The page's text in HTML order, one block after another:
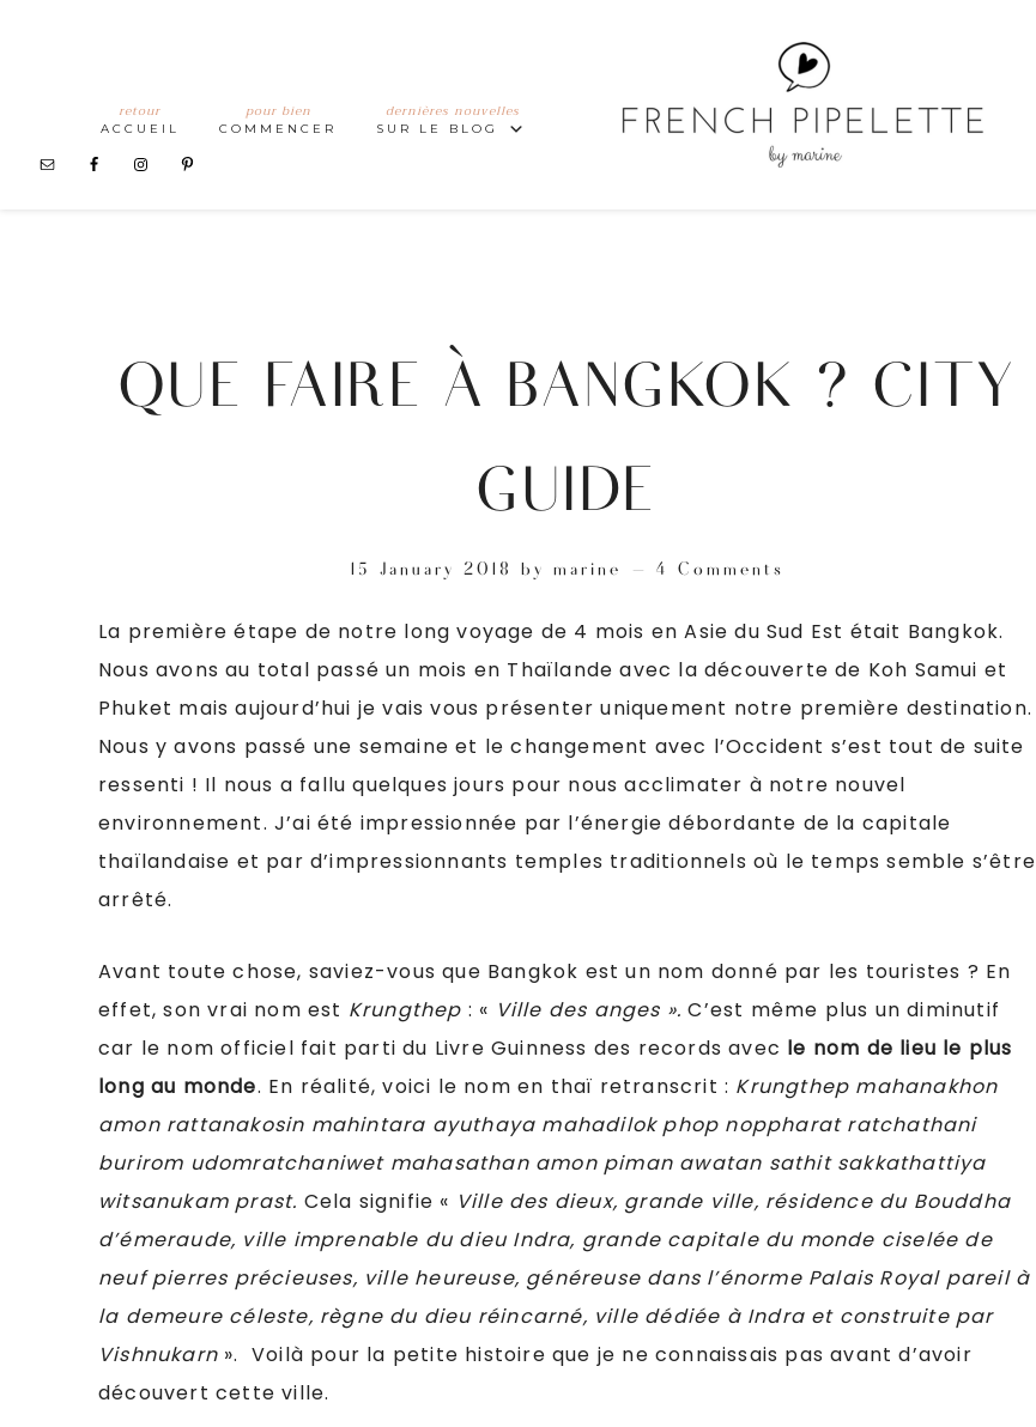
retour
ACCUEIL
pour bien
COMMENCER
dernières nouvelles
SUR LE BLOG
QUE FAIRE À BANGKOK ? CITY
GUIDE
15 January 2018 by marine 4 Comments
La première étape de notre long voyage de 4 mois en Asie du Sud Est était Bangkok.
Nous avons au total passé un mois en Thaïlande avec la découverte de Koh Samui et
Phuket mais aujourd’hui je vais vous présenter uniquement notre première destination.
Nous y avons passé une semaine et le changement avec l’Occident s’est tout de suite
ressenti ! Il nous a fallu quelques jours pour nous acclimater à notre nouvel
environnement. J’ai été impressionnée par l’énergie débordante de la capitale
thaïlandaise et par d’impressionnants temples traditionnels où le temps semble s’être
arrêté.
Avant toute chose, saviez-vous que Bangkok est un nom donné par les touristes ? En
effet, son vrai nom est Krungthep : « Ville des anges ». C’est même plus un diminutif
car le nom officiel fait parti du Livre Guinness des records avec le nom de lieu le plus
long au monde. En réalité, voici le nom en thaï retranscrit: Krungthep mahanakhon
amon rattanakosin mahintara ayuthaya mahadilok phop noppharat ratchathani
burirom udomratchaniwet mahasathan amon piman awatan sathit sakkathattiya
witsanukam prast. Cela signifie « Ville des dieux, grande ville, résidence du Bouddha
d’émeraude, ville imprenable du dieu Indra, grande capitale du monde ciselée de
neuf pierres précieuses, ville heureuse, généreuse dans l’énorme Palais Royal pareil à
la demeure céleste, règne du dieu réincarné, ville dédiée à Indra et construite par
Vishnukarn ». Voilà pour la petite histoire que je ne connaissais pas avant d’avoir
découvert cette ville.